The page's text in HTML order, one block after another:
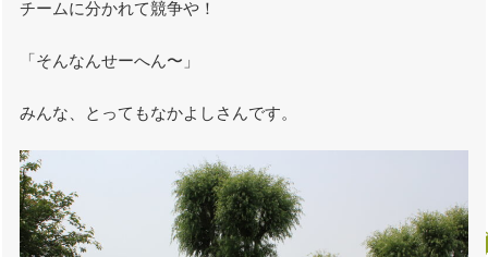
チームに分かれて競争や！
「そんなんせーへん〜」
みんな、とってもなかよしさんです。